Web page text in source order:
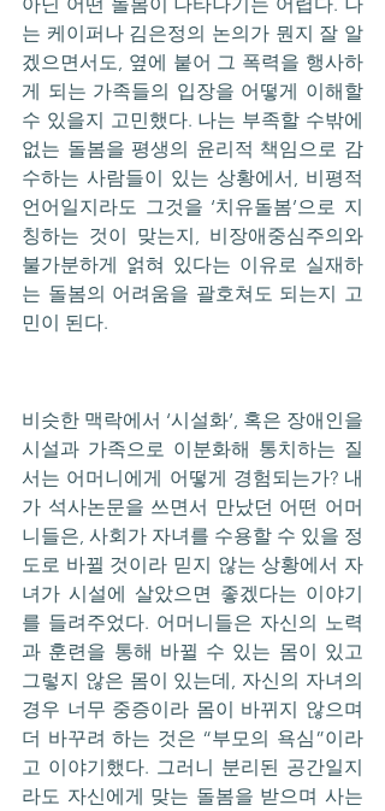
아닌 어떤 돌봄이 나타나기는 어렵다. 나
는 케이퍼나 김은정의 논의가 뭔지 잘 알
겠으면서도, 옆에 붙어 그 폭력을 행사하
게 되는 가족들의 입장을 어떻게 이해할
수 있을지 고민했다. 나는 부족할 수밖에
없는 돌봄을 평생의 윤리적 책임으로 감
수하는 사람들이 있는 상황에서, 비평적
언어일지라도 그것을 ‘치유돌봄’으로 지
칭하는 것이 맞는지, 비장애중심주의와
불가분하게 얽혀 있다는 이유로 실재하
는 돌봄의 어려움을 괄호쳐도 되는지 고
민이 된다.
비슷한 맥락에서 ‘시설화’, 혹은 장애인을
시설과 가족으로 이분화해 통치하는 질
서는 어머니에게 어떻게 경험되는가? 내
가 석사논문을 쓰면서 만났던 어떤 어머
니들은, 사회가 자녀를 수용할 수 있을 정
도로 바뀔 것이라 믿지 않는 상황에서 자
녀가 시설에 살았으면 좋겠다는 이야기
를 들려주었다. 어머니들은 자신의 노력
과 훈련을 통해 바뀔 수 있는 몸이 있고
그렇지 않은 몸이 있는데, 자신의 자녀의
경우 너무 중증이라 몸이 바뀌지 않으며
더 바꾸려 하는 것은 “부모의 욕심”이라
고 이야기했다. 그러니 분리된 공간일지
라도 자신에게 맞는 돌봄을 받으며 사는